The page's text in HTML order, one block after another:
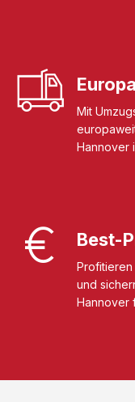
Mit
Hannover
Best-
Profitieren
und
Hannover